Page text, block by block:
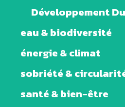
Développement
eau & biodiversité
énergie & climat
sobriété &
santé & bien-être